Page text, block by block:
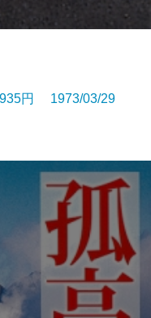
円 1973/03/29